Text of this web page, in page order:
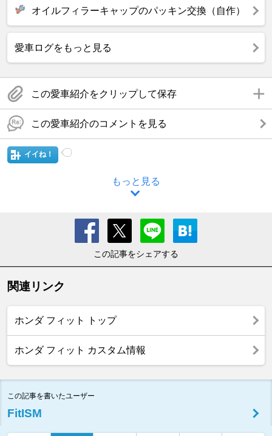
オイルフィラーキャップのパッキン交換（自作）
愛車ログをもっと見る
この愛車紹介をクリップして保存
この愛車紹介のコメントを見る
イイね！
もっと見る
この記事をシェアする
関連リンク
ホンダ フィット トップ
ホンダ フィット カスタム情報
この記事を書いたユーザー
FitISM